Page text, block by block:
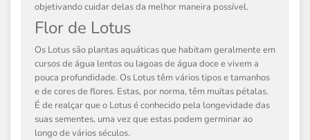
objetivando cuidar delas da melhor maneira possível.
Flor de Lotus
Os Lotus são plantas aquáticas que habitam geralmente em
cursos de água lentos ou lagoas de água doce e vivem a
pouca profundidade. Os Lotus têm vários tipos e tamanhos
e de cores de flores. Estas, por norma, têm muitas pétalas.
É de realçar que o Lotus é conhecido pela longevidade das
suas sementes, uma vez que estas podem germinar ao
longo de vários séculos.